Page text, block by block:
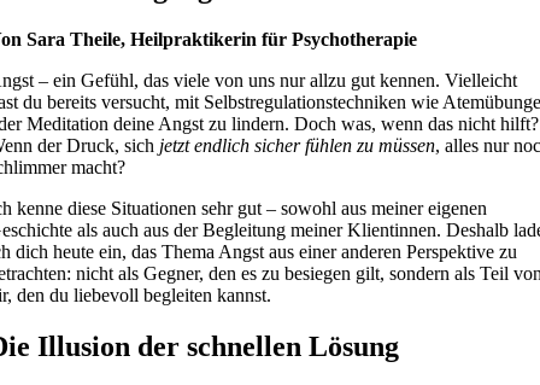
Sara Theile, Heilpraktikerin für Psychotherapie
– ein Gefühl, das viele von uns nur allzu gut kennen. Vielleicht
du bereits versucht, mit Selbstregulationstechniken wie
Meditation deine Angst zu lindern. Doch was, wenn das nicht hilft?
der Druck, sich jetzt endlich sicher fühlen zu müssen, alles nur
macht?
kenne diese Situationen sehr gut – sowohl aus meiner eigenen
als auch aus der Begleitung meiner Klientinnen. Deshalb
dich heute ein, das Thema Angst aus einer anderen Perspektive zu
nicht als Gegner, den es zu besiegen gilt, sondern als Teil
den du liebevoll begleiten kannst.
Illusion der schnellen Lösung